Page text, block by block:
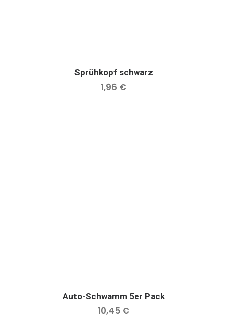
IN DEN WARENKORB
Sprühkopf schwarz
1,96 €
Auto-Schwamm 5er Pack
10,45 €